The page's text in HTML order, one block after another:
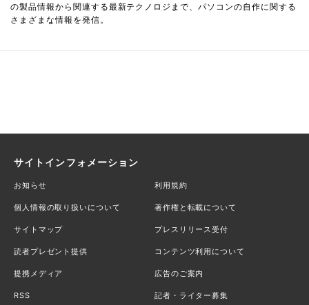
の製品情報から関連する最新テクノロジまで、パソコンの自作に関する
さまざまな情報を発信。
サイトインフォメーション
お知らせ 利用規約
個人情報の取り扱いについて 著作権と転載について
サイトマップ プレスリリース受付
読者プレゼント提供 コンテンツ利用について
提携メディア 広告のご案内
RSS 記者・ライター募集